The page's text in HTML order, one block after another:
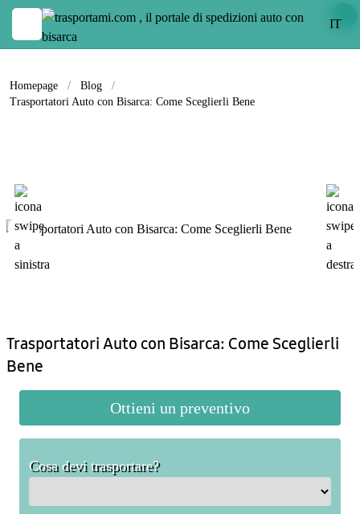
IT
Homepage / Blog
/
Trasportatori Auto con Bisarca: Come Sceglierli Bene
Trasportatori Auto con Bisarca: Come Sceglierli
Bene
Ottieni un preventivo
Cosa devi trasportare?